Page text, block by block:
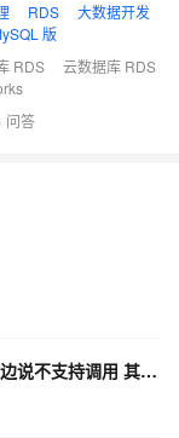
RDS
大数据开发
版
RDS
云数据库 RDS
问答
DataWorks为啥我的脚本 运行不起来，mc 那边说不支持调用 其它rds 数据库？